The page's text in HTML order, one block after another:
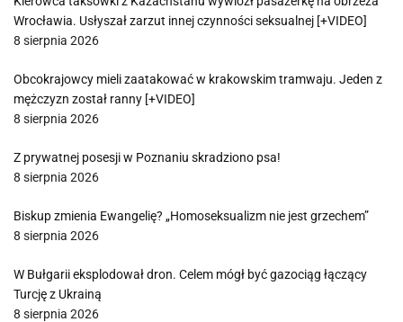
Wrocławia. Usłyszał zarzut innej czynności seksualnej [+VIDEO]
8 sierpnia 2026
Obcokrajowcy mieli zaatakować w krakowskim tramwaju. Jeden z
mężczyzn został ranny [+VIDEO]
8 sierpnia 2026
Z prywatnej posesji w Poznaniu skradziono psa!
8 sierpnia 2026
Biskup zmienia Ewangelię? „Homoseksualizm nie jest grzechem”
8 sierpnia 2026
W Bułgarii eksplodował dron. Celem mógł być gazociąg łączący
Turcję z Ukrainą
8 sierpnia 2026